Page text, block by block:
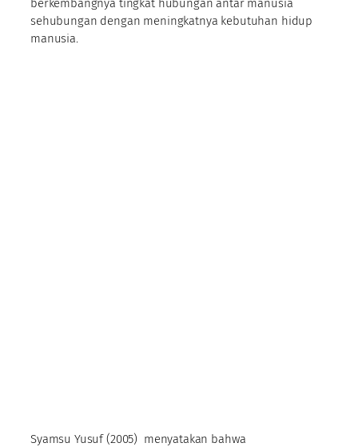
sehubungan dengan meningkatnya kebutuhan hidup
manusia.
Syamsu Yusuf (2005) menyatakan bahwa